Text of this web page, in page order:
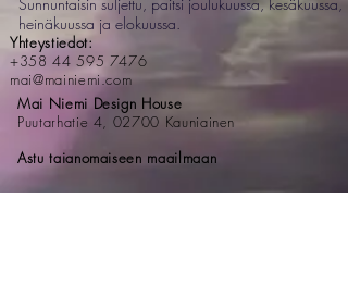
heinäkuussa ja elokuussa.
Yhteystiedot:
+358 44 595 7476
mai@mainiemi.com
Mai Niemi Design House
Puutarhatie 4, 02700 Kauniainen
Astu taianomaiseen maailmaan